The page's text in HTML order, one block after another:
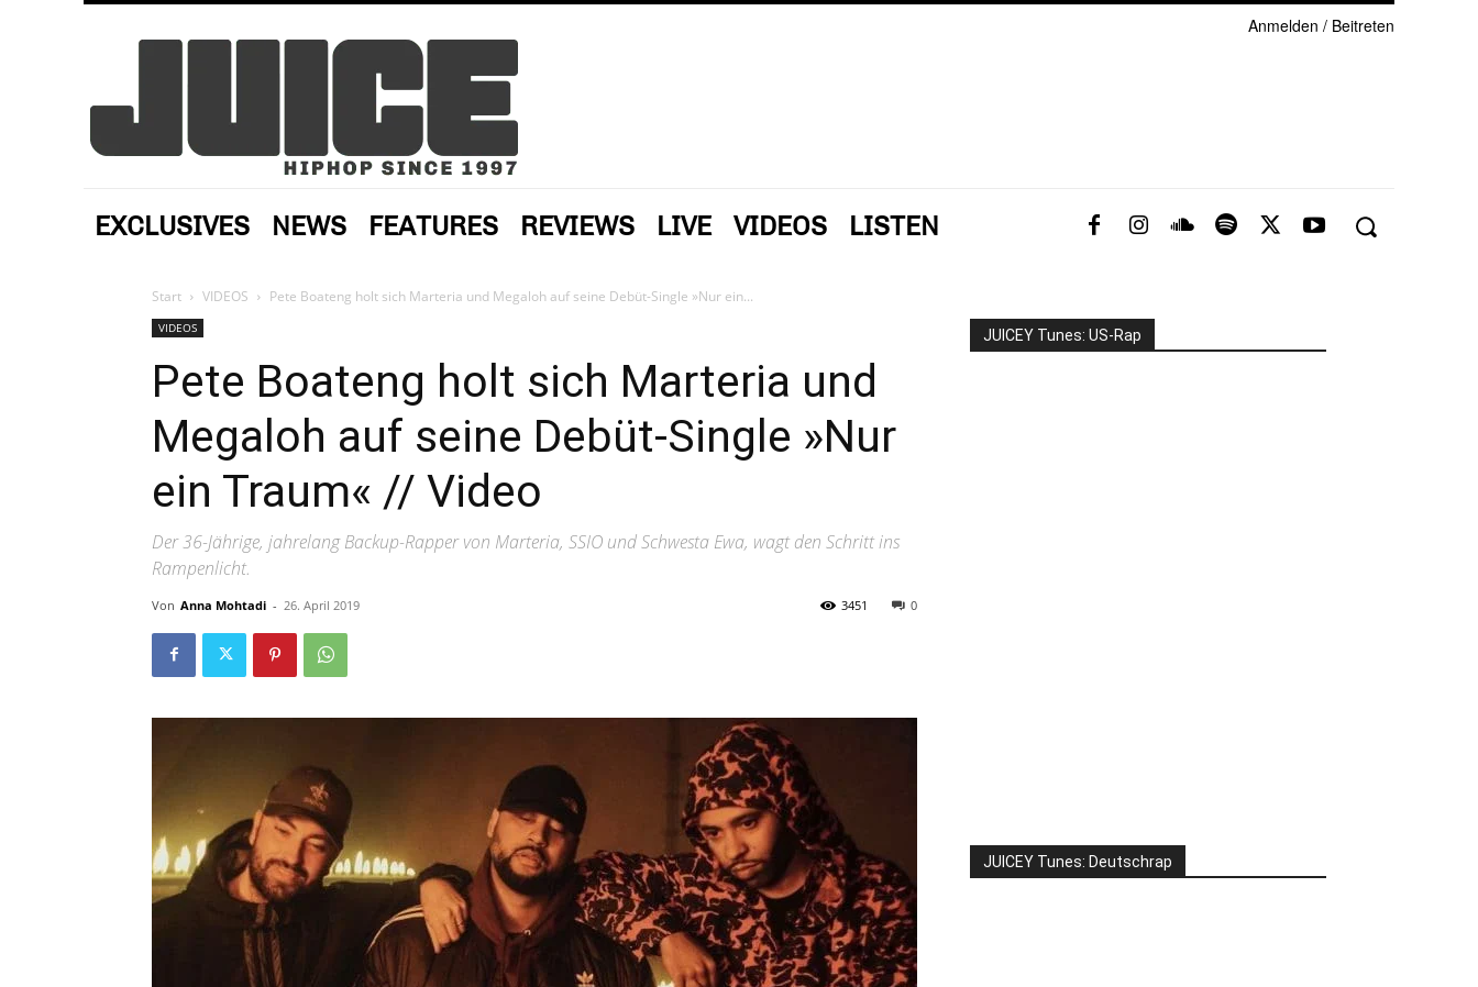
Anmelden / Beitreten
EXCLUSIVES NEWS FEATURES REVIEWS LIVE VIDEOS LISTEN
Start VIDEOS Pete Boateng holt sich Marteria und Megaloh auf seine Debüt-Single »Nur ein...
VIDEOS
Pete Boateng holt sich Marteria und
Megaloh auf seine Debüt-Single »Nur
ein Traum« // Video
Der 36-Jährige, jahrelang Backup-Rapper von Marteria, SSIO und Schwesta Ewa, wagt den Schritt ins
Rampenlicht.
Von Anna Mohtadi - 26. April 2019 0
3451
JUICEY Tunes: US-Rap
JUICEY Tunes: Deutschrap